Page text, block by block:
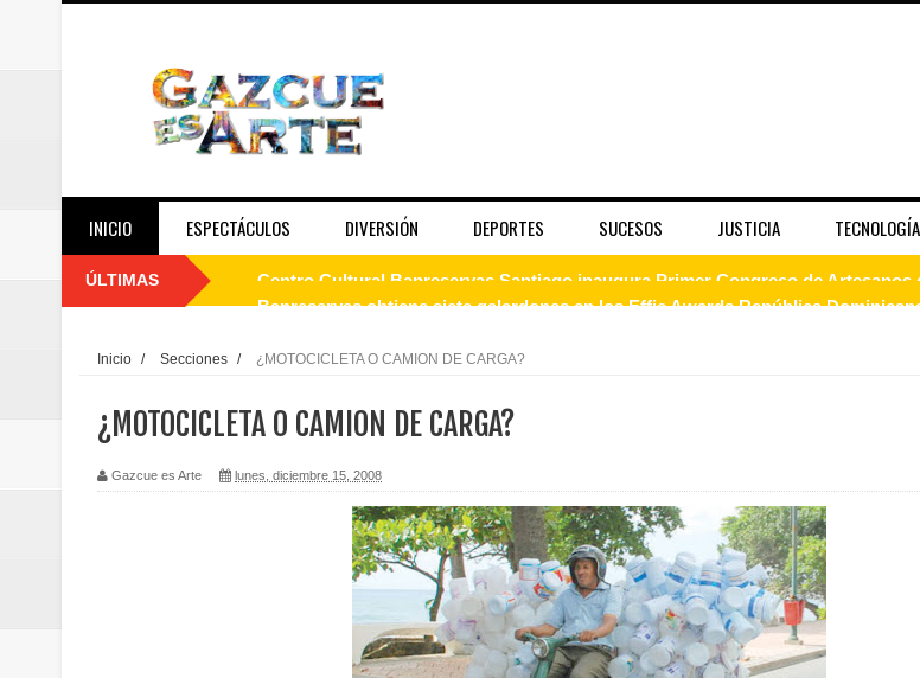
INICIO ESPECTÁCULOS DIVERSIÓN DEPORTES SUCESOS JUSTICIA TECNOLOGÍA
ÚLTIMAS Banreservas obtiene siete galardones en los Effie Awards República
Banreservas recibe nuevamente la máxima calificación crediticia AAA.do de
Estable
Juan Luis Guerra se acompaña del coro “Más que Vencedores” y nos regala el
de los Centroamericanos y del Caribe
Oscar Abreu cuestiona la interrupción del Premio Nacional de Artes Visuales
Embajada dominicana en Francia y Banreservas lanzan convocatoria para
Inicio / Secciones / ¿MOTOCICLETA O CAMION DE CARGA?
¿MOTOCICLETA O CAMION DE CARGA?
Gazcue es Arte lunes, diciembre 15, 2008